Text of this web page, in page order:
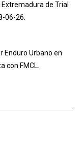
de Trial
06-26.
Enduro Urbano en
con FMCL.